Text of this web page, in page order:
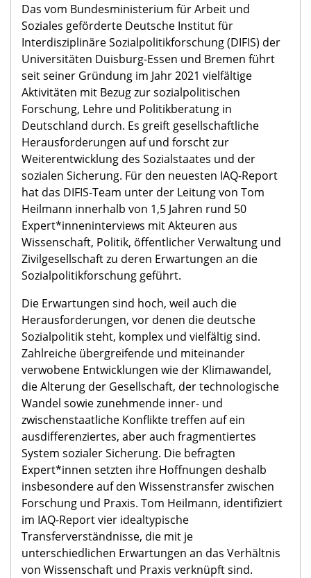
Das vom Bundesministerium für Arbeit und
Soziales geförderte Deutsche Institut für
Interdisziplinäre Sozialpolitikforschung (DIFIS) der
Universitäten Duisburg-Essen und Bremen führt
seit seiner Gründung im Jahr 2021 vielfältige
Aktivitäten mit Bezug zur sozialpolitischen
Forschung, Lehre und Politikberatung in
Deutschland durch. Es greift gesellschaftliche
Herausforderungen auf und forscht zur
Weiterentwicklung des Sozialstaates und der
sozialen Sicherung. Für den neuesten IAQ-Report
hat das DIFIS-Team unter der Leitung von Tom
Heilmann innerhalb von 1,5 Jahren rund 50
Expert*inneninterviews mit Akteuren aus
Wissenschaft, Politik, öffentlicher Verwaltung und
Zivilgesellschaft zu deren Erwartungen an die
Sozialpolitikforschung geführt.
Die Erwartungen sind hoch, weil auch die
Herausforderungen, vor denen die deutsche
Sozialpolitik steht, komplex und vielfältig sind.
Zahlreiche übergreifende und miteinander
verwobene Entwicklungen wie der Klimawandel,
die Alterung der Gesellschaft, der technologische
Wandel sowie zunehmende inner- und
zwischenstaatliche Konflikte treffen auf ein
ausdifferenziertes, aber auch fragmentiertes
System sozialer Sicherung. Die befragten
Expert*innen setzten ihre Hoffnungen deshalb
insbesondere auf den Wissenstransfer zwischen
Forschung und Praxis. Tom Heilmann, identifiziert
im IAQ-Report vier idealtypische
Transferverständnisse, die mit je
unterschiedlichen Erwartungen an das Verhältnis
von Wissenschaft und Praxis verknüpft sind.